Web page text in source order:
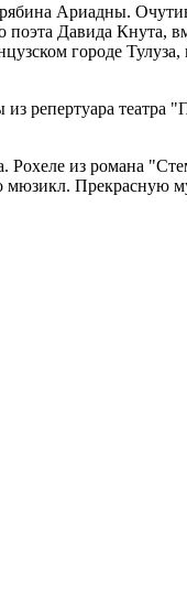
Ариадны.
поэта Давида Кнута,
городе
репертуара театра
Рохеле из романа
мюзикл.